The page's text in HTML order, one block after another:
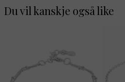
Du vil kanskje også like